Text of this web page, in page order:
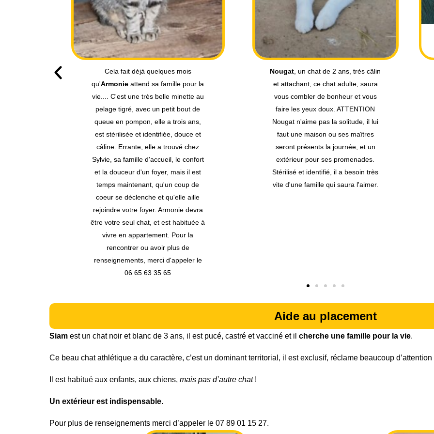
Nougat, un chat de 2 ans, très câlin
et attachant, ce chat adulte, saura
vous combler de bonheur et vous
faire les yeux doux. ATTENTION
Nougat n'aime pas la solitude, il lui
faut une maison ou ses maîtres
seront présents la journée, et un
extérieur pour ses promenades.
Stérilisé et identifié, il a besoin très
vite d'une famille qui saura l'aimer.
Cela fait déjà quelques mois
qu'Armonieattend sa famille pour la
vie.... C'est une très belle minette au
pelage tigré, avec un petit bout de
queue en pompon, elle a trois ans,
est stérilisée et identifiée, douce et
câline. Errante, elle a trouvé chez
Sylvie, sa famille d'accueil, le confort
et la douceur d'un foyer, mais il est
temps maintenant, qu'un coup de
Aide au placement
Siam est un chat noir et blanc de 3 ans, il est pucé, castré et vacciné et il cherche une famille pour la vie.
Ce beau chat athlétique a du caractère, c’est un dominant territorial, il est exclusif, réclame beaucoup
Il est habitué aux enfants, aux chiens, mais pas d’autre chat!
Un extérieur est indispensable.
Pour plus de renseignements merci d’appeler le 07 89 01 15 27.